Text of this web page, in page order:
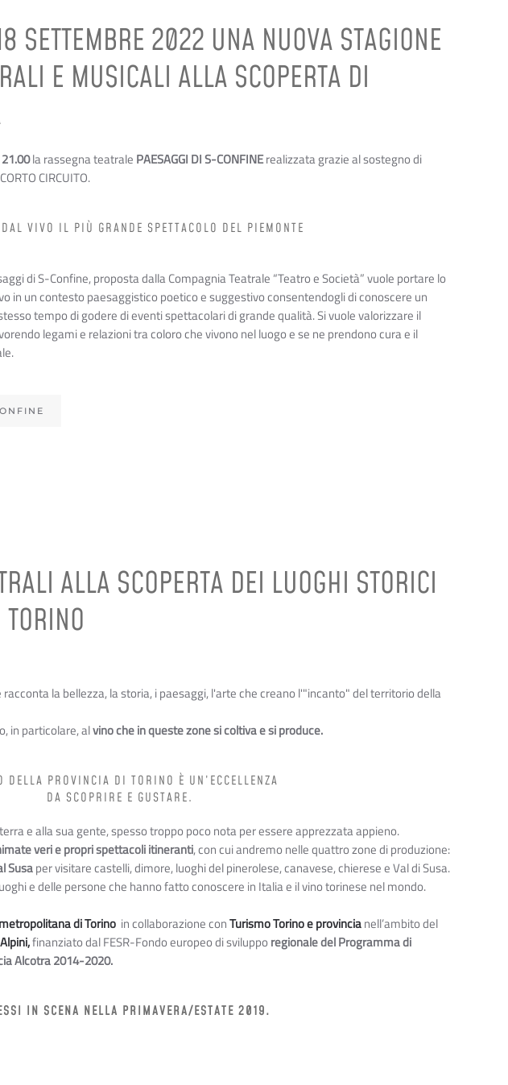
SETTEMBRE 2022 UNA NUOVA STAGIONE
E MUSICALI ALLA SCOPERTA DI
la rassegna teatrale PAESAGGI DI S-CONFINErealizzata grazie al sostegno di
CIRCUITO.
VIVO IL PIÙ GRANDE SPETTACOLO DEL PIEMONTE
di S-Confine, proposta dalla Compagnia Teatrale “Teatro e Società” vuole portare lo
in un contesto paesaggistico poetico e suggestivo consentendogli di conoscere un
tempo di godere di eventi spettacolari di grande qualità. Si vuole valorizzare il
legami e relazioni tra coloro che vivono nel luogo e se ne prendono cura e il
ALLA SCOPERTA DEI LUOGHI STORICI
racconta la bellezza, la storia, i paesaggi, l'arte che creano l'"incanto" del territorio della
in particolare, alvino che in queste zone si coltiva e si produce.
DELLA PROVINCIA DI TORINO È UN’ECCELLENZA
DA SCOPRIRE E GUSTARE.
e alla sua gente, spesso troppo poco nota per essere apprezzata appieno.
veri e propri spettacoli itineranti, con cui andremo nelle quattro zone di produzione:
Susaper visitare castelli, dimore, luoghi del pinerolese, canavese, chierese e Val di Susa.
e delle persone che hanno fatto conoscere in Italia e il vino torinese nel mondo.
di Torino in collaborazione conTurismo Torino e provincianell’ambito del
finanziato dal FESR-Fondo europeo di sviluppo regionale del Programma di
Alcotra 2014-2020.
IN SCENA NELLA PRIMAVERA/ESTATE 2019.